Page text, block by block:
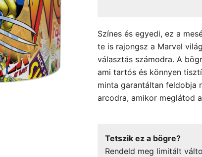
Színes és egyedi, ez a
te is rajongsz a Marvel
választás számodra. A
ami tartós és könnyen
minta garantáltan feldobja
arcodra, amikor meglátod
Tetszik ez a bögre?
Rendeld meg limitált